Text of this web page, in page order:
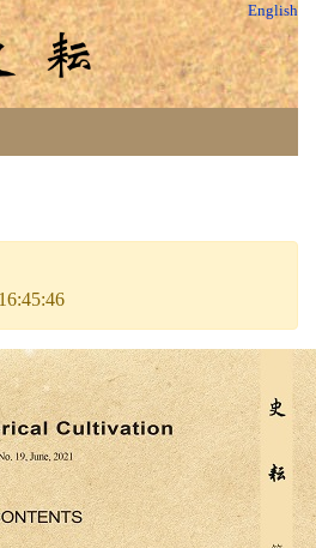
English